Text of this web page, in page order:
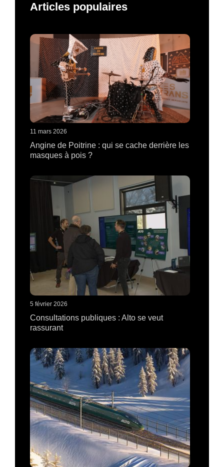
Articles populaires
11 mars 2026
Angine de Poitrine : qui se cache derrière les
masques à pois ?
5 février 2026
Consultations publiques : Alto se veut
rassurant